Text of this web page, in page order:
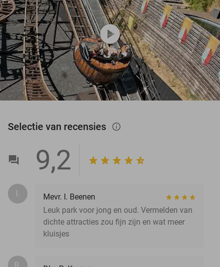
play_circle
Selectie van recensies info_outlined
9,2
I.
Mevr. I. Beenen
Leuk park voor jong en oud. Vermelden van
dichte attracties zou fijn zijn en wat meer
kluisjes
R.